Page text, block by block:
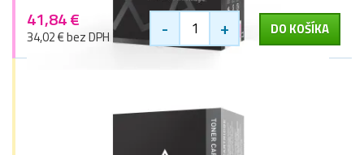
41,84 €
34,02 € bez DPH - + DO KOŠÍKA